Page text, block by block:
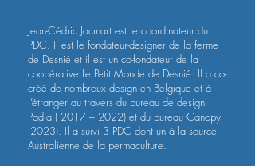
Jean-Cédric Jacmart est le coordinateur du
PDC. Il est le fondateur-designer de la ferme
de Desnié et il est un co-fondateur de la
coopérative Le Petit Monde de Desnié. Il a co-
créé de nombreux design en Belgique et à
l’étranger au travers du bureau de design
Padia ( 2017 – 2022) et du bureau Canopy
(2023). Il a suivi 3 PDC dont un à la source
Australienne de la permaculture.